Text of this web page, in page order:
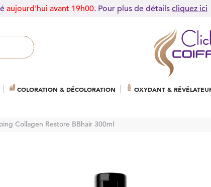
aujourd'hui avant 19h00. Pour plus de détails cliquez ici
COLORATION & DÉCOLORATION OXYDANT &
Collagen Restore BBhair 300ml